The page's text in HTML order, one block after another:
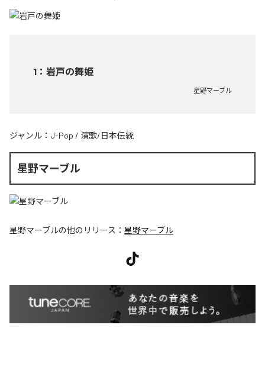
1 ： 岩戸の舞姫
星野マーブル
ジャンル： J-Pop / 演歌/日本伝統
星野マーブル
星野マーブルの他のリリース： 星野マーブル